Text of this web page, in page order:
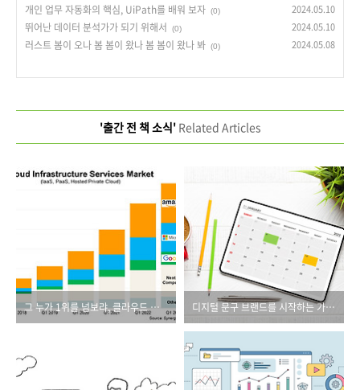
개인 업무 자동화의 핵심, UiPath를 배워 보자 (0) 2024.05.10
뛰어난 데이터 분석가가 되기 위해서 (0) 2024.05.10
러스트 봄이 오나 봄 봄이 왔나 봄 봄이 왔나 봐 (0) 2024.05.08
'출간 전 책 소식'Related Articles
그 누가 1위를 넘보랴, 클라우드 컴퓨팅 분야 압도적 1위 AWS 디지털 문구 브랜드를 시작하는 가장 쉬운 방법